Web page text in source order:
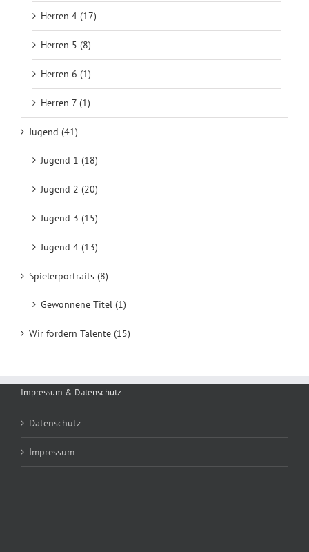
Herren 4 (17)
Herren 5 (8)
Herren 6 (1)
Herren 7 (1)
Jugend (41)
Jugend 1 (18)
Jugend 2 (20)
Jugend 3 (15)
Jugend 4 (13)
Spielerportraits (8)
Gewonnene Titel (1)
Wir fördern Talente (15)
Impressum & Datenschutz
Datenschutz
Impressum